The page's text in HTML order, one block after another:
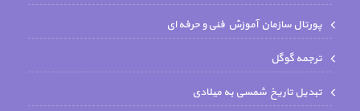
پورتال سازمان آموزش فنی و حرفه ای
ترجمه گوگل
تبدیل تاریخ شمسی به میلادی